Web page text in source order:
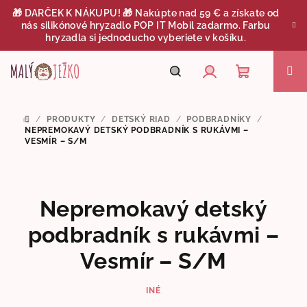
Prejsť
🎁 DARČEK K NÁKUPU! 🎁 Nakúpte nad 59 € a získate od
nás silikónové hryzadlo POP IT Mobil zadarmo. Farbu
hryzadla si jednoducho vyberiete v košíku.
Nákupný
košík
DOMOV
/ PRODUKTY / DETSKÝ RIAD / PODBRADNÍKY
/
NEPREMOKAVÝ DETSKÝ PODBRADNÍK S RUKÁVMI –
VESMÍR – S/M
Nepremokavý detský
podbradník s rukávmi –
Vesmír – S/M
INÉ